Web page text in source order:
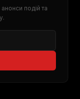
подій та